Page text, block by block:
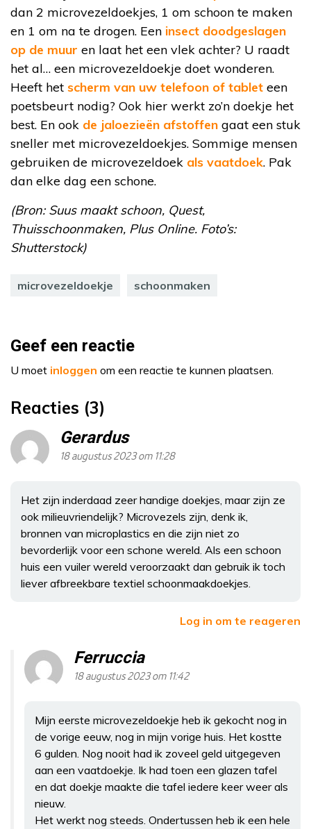
dan 2 microvezeldoekjes, 1 om schoon te maken
en 1 om na te drogen. Een insect doodgeslagen
op de muur en laat het een vlek achter? U raadt
het al… een microvezeldoekje doet wonderen.
Heeft het scherm van uw telefoon of tablet een
poetsbeurt nodig? Ook hier werkt zo’n doekje het
best. En ook de jaloezieën afstoffen gaat een stuk
sneller met microvezeldoekjes. Sommige mensen
gebruiken de microvezeldoek als vaatdoek. Pak
dan elke dag een schone.
(Bron: Suus maakt schoon, Quest,
Thuisschoonmaken, Plus Online. Foto’s:
Shutterstock)
microvezeldoekje schoonmaken
Geef een reactie
U moet inloggen om een reactie te kunnen plaatsen.
Reacties (3)
Gerardus
18 augustus 2023 om 11:28
Het zijn inderdaad zeer handige doekjes, maar zijn ze
ook milieuvriendelijk? Microvezels zijn, denk ik,
bronnen van microplastics en die zijn niet zo
bevorderlijk voor een schone wereld. Als een schoon
huis een vuiler wereld veroorzaakt dan gebruik ik toch
liever afbreekbare textiel schoonmaakdoekjes.
Log in om te reageren
Ferruccia
18 augustus 2023 om 11:42
Mijn eerste microvezeldoekje heb ik gekocht nog in
de vorige eeuw, nog in mijn vorige huis. Het kostte
6 gulden. Nog nooit had ik zoveel geld uitgegeven
aan een vaatdoekje. Ik had toen een glazen tafel
en dat doekje maakte die tafel iedere keer weer als
nieuw.
Het werkt nog steeds. Ondertussen heb ik een hele